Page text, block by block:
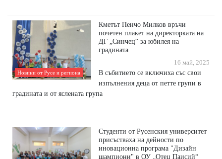
Новини от Русе и региона
Кметът Пенчо Милков връчи
почетен плакет на директорката на
ДГ „Синчец“ за юбилея на
градината
16 май, 2025
В събитието се включиха със свои
изпълнения деца от петте групи в
градината и от яслената група
Студенти от Русенския университет
присъстваха на дейности по
иновационна програма "Дизайн
шампиони" в ОУ „Отец Паисий“